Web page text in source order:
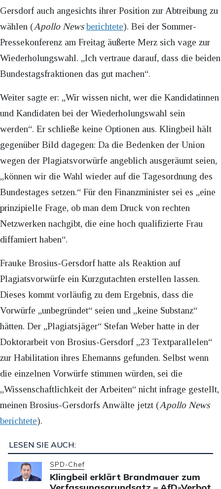
Gersdorf auch angesichts ihrer Position zur Abtreibung zu
wählen (Apollo Newsberichtete). Bei der Sommer-
Pressekonferenz am Freitag äußerte Merz sich vage zur
Wiederholungswahl. „Ich vertraue darauf, dass die beiden
Bundestagsfraktionen das gut machen“.
Weiter sagte er: „Wir wissen nicht, wer die Kandidatinnen
und Kandidaten bei der Wiederholungswahl sein
werden“. Er schließe keine Optionen aus. Klingbeil hält
gegenüber Bild dagegen: Da die Bedenken der Union
wegen der Plagiatsvorwürfe angeblich ausgeräumt seien,
„können wir die Wahl wieder auf die Tagesordnung des
Bundestages setzen.“ Für den Finanzminister sei es „eine
prinzipielle Frage, ob man dem Druck von rechten
Netzwerken nachgibt, die eine hoch qualifizierte Frau
diffamiert haben“.
Frauke Brosius-Gersdorf hatte als Reaktion auf
Plagiatsvorwürfe ein Kurzgutachten erstellen lassen.
Dieses kommt vorläufig zu dem Ergebnis, dass die
Vorwürfe „unbegründet“ seien und „keine Substanz“
hätten. Der „Plagiatsjäger“ Stefan Weber hatte in der
Doktorarbeit von Brosius-Gersdorf „23 Textparallelen“
zur Habilitation ihres Ehemanns gefunden. Selbst wenn
die einzelnen Vorwürfe stimmen würden, sei die
„Wissenschaftlichkeit der Arbeiten“ nicht infrage gestellt,
meinen Brosius-Gersdorfs Anwälte jetzt (Apollo News
berichtete).
LESEN SIE AUCH:
SPD-Chef
Klingbeil erklärt Brandmauer zum